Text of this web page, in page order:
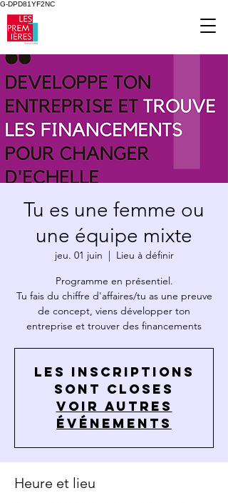
G-DPD81YF2NC
Tu es une femme ou
une équipe mixte
jeu. 01 juin
  |
Lieu à définir
Programme en présentiel.
Tu fais du chiffre d'affaires/tu as une preuve
de concept, viens développer ton
entreprise et trouver des financements
Les inscriptions
sont closes
Voir autres
événements
Heure et lieu